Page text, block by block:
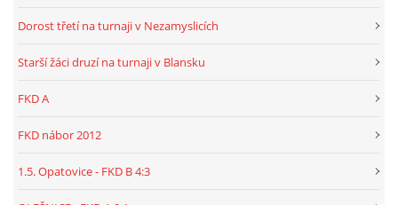
Dorost třetí na turnaji v Nezamyslicích
Starší žáci druzí na turnaji v Blansku
FKD A
FKD nábor 2012
1.5. Opatovice - FKD B 4:3